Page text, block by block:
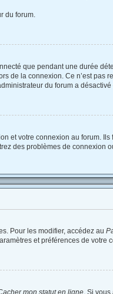
du forum.
que pendant une durée
de la connexion. Ce n’est pas
du forum a
et votre connexion au forum.
des problèmes de
Pour les modifier, accédez au
et préférences de votre
mon statut en ligne. Si